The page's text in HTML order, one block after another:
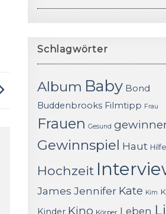
Schlagwörter
Album Baby Bond
Buddenbrooks Filmtipp Frau
Frauen Gesund
Gewinnspiel Haut Hilfe
Hochzeit
James Jennifer Kate Kim
Kino Leben